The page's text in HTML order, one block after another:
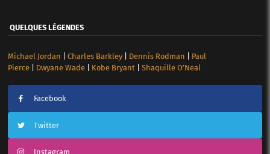
QUELQUES LÉGENDES
Michael Jordan Charles Barkley| Dennis Rodman
Paul
Pierce| Dwyane Wade| Kobe Bryant| Shaquille O’Neal
Facebook
Twitter
Instagram